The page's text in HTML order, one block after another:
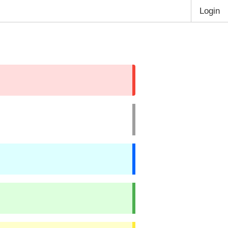
Login